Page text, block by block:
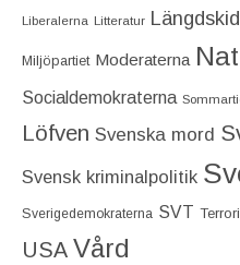
Liberalerna Litteratur
Miljöpartiet Moderaterna
Socialdemokraterna
Löfven Svenska mord
Svensk kriminalpolitik
Sverigedemokraterna SVT
USA Vård